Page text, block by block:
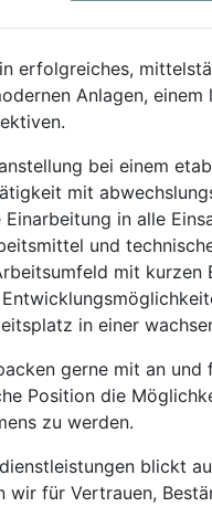
erfolgreiches,
Anlagen,
bei einem
mit
Einarbeitung in alle
und
mit kurzen
in einer
gerne mit an
Position die
zu werden.
blickt
wir für Vertrauen,